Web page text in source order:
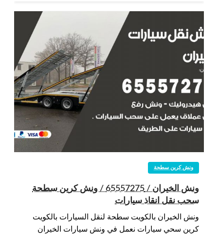
ونش كرين سطحة
ونش الخيران / 65557275 / ونش كرين سطحة
سحب نقل انقاذ سيارات
ونش الخيران بالكويت سطحة لنقل السيارات بالكويت
كرين سحي سيارات نعمل في ونش سيارات الخيران